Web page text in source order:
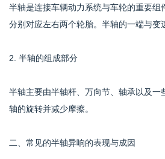
半轴是连接车辆动力系统与车轮的重要
分别对应左右两个轮胎。半轴的一端与
2. 半轴的组成部分
半轴主要由半轴杆、万向节、轴承以及
轴的旋转并减少摩擦。
二、常见的半轴异响的表现与成因